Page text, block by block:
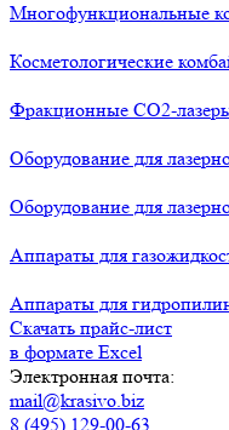
Многофункциональные
Косметологические
Фракционные СО2-
Оборудование для
Оборудование для
Аппараты для
Аппараты для
Скачать прайс-лист
в формате Excel
Электронная почта:
mail@krasivo.biz
8 (495) 129-00-63